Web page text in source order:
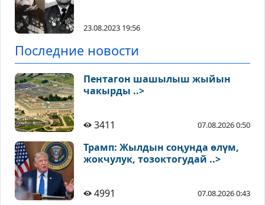
23.08.2023 19:56
Последние новости
Пентагон шашылыш жыйын
чакырды ..>
3411 07.08.2026 0:50
Трамп: Жылдын соңунда өлүм,
жокчулук, тозоктогудай ..>
4991 07.08.2026 0:43